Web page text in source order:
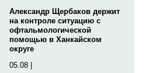
Александр Щербаков держит
на контроле ситуацию с
офтальмологической
помощью в Ханкайском
округе
05.08 |